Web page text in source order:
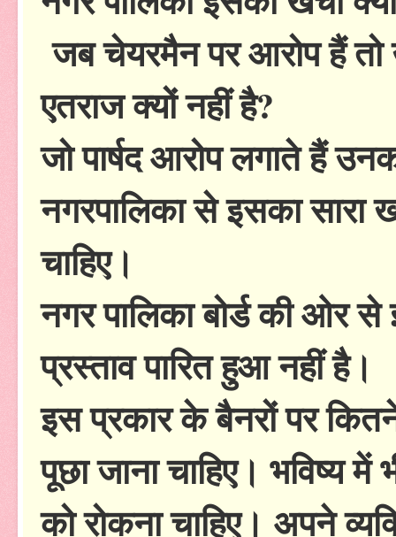
जब चेयरमैन पर आरोप हैं
एतराज क्यों नहीं है?
जो पार्षद आरोप लगाते हैं
नगरपालिका से इसका सारा
चाहिए।
नगर पालिका बोर्ड की ओर
प्रस्ताव पारित हुआ नहीं है।
इस प्रकार के बैनरों पर
पूछा जाना चाहिए। भविष्य
को रोकना चाहिए। अपने